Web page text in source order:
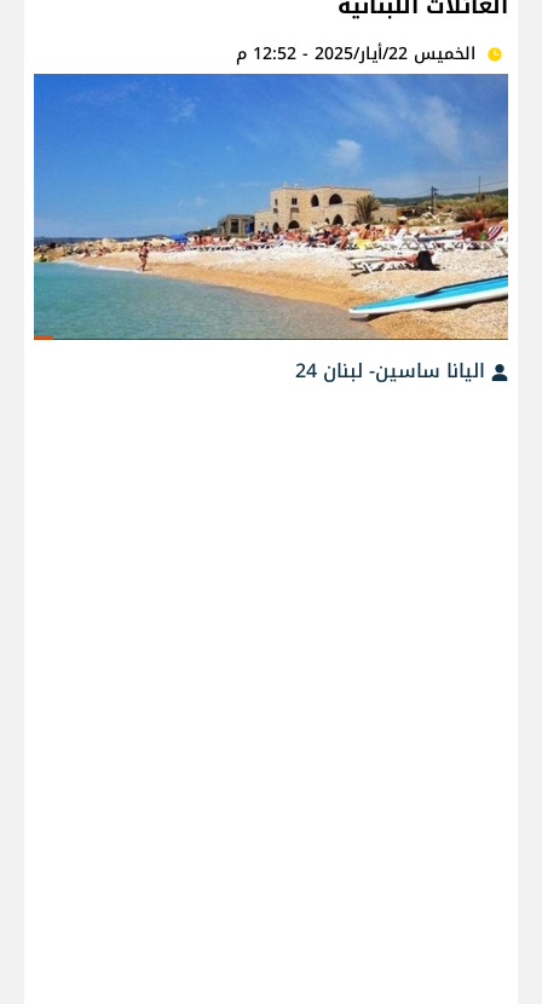
الخميس 22/أيار/2025 - 12:52 م
اليانا ساسين- لبنان 24